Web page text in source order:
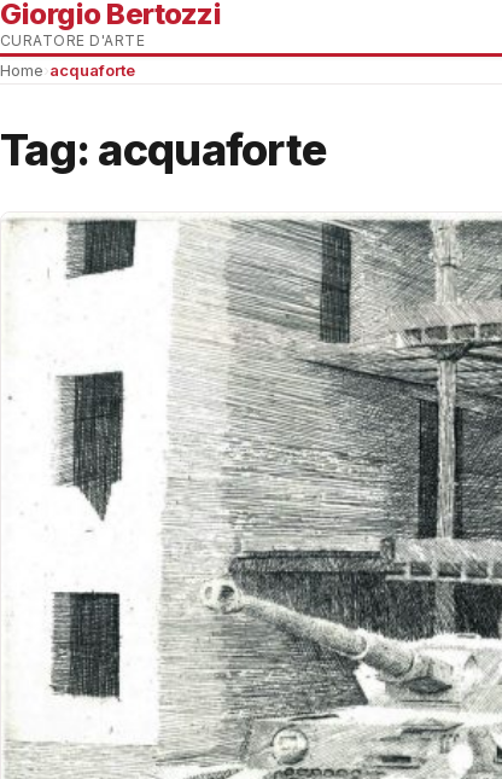
Giorgio Bertozzi
CURATORE D'ARTE
Home acquaforte
Tag: acquaforte